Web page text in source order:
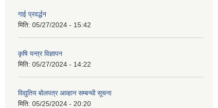
गाई प्रवर्द्धन
मिति: 05/27/2024 - 15:42
कृषि यन्त्र विज्ञापन
मिति: 05/27/2024 - 14:22
विद्युतिय बोलपत्र आव्हान सम्बन्धी सूचना
मिति: 05/25/2024 - 20:20